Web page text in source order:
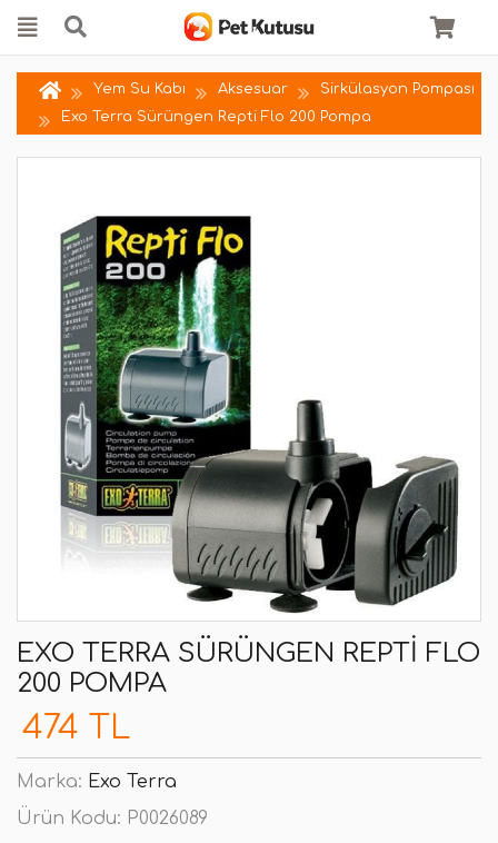
Yem Su Kabı Aksesuar
Sirkülasyon Pompası
Exo Terra Sürüngen Repti Flo 200 Pompa
EXO TERRA SÜRÜNGEN REPTI FLO
200 POMPA
474 TL
Marka: Exo Terra
Ürün Kodu: P0026089